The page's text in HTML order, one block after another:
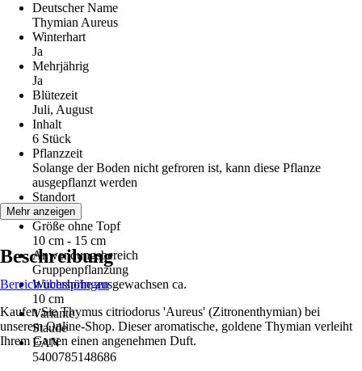
Deutscher Name
Thymian Aureus
Winterhart
Ja
Mehrjährig
Ja
Blütezeit
Juli, August
Inhalt
6 Stück
Pflanzzeit
Solange der Boden nicht gefroren ist, kann diese Pflanze
ausgepflanzt werden
Standort
Sonne
Größe ohne Topf
10 cm - 15 cm
Anwendungsbereich
Gruppenpflanzung
Wuchshöhe ausgewachsen ca.
10 cm
Variante
Staude
EAN
5400785148686
Mehr anzeigen
Beschreibung
Bereich überspringen
Kaufen Sie Thymus citriodorus 'Aureus' (Zitronenthymian) bei
unserem Online-Shop. Dieser aromatische, goldene Thymian verleiht
Ihrem Garten einen angenehmen Duft.